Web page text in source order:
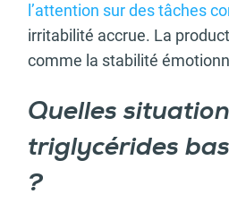
l’attention sur des tâches
irritabilité accrue. La
comme la stabilité
Quelles
triglycérides
?